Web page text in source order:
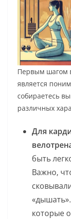
Первым шагом
является
собираетесь
различных
Для
быть
Важно,
которые